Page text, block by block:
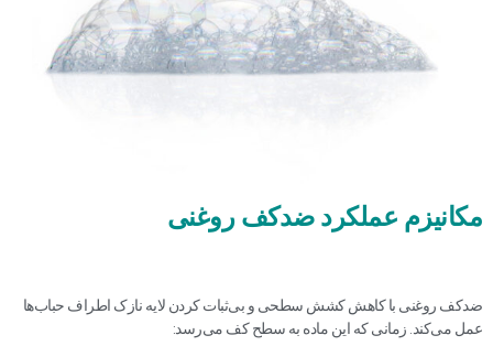
مکانیزم عملکرد ضدکف روغنی
ضدکف روغنی با کاهش کشش سطحی و بی‌ثبات کردن لایه نازک اطراف حباب‌ها
عمل می‌کند. زمانی که این ماده به سطح کف می‌رسد: